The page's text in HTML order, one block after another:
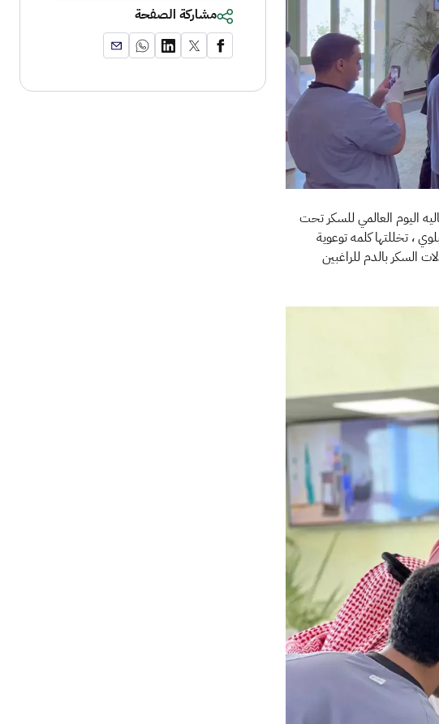
الجامعيه بأملج - قسم التمريض يوم الاربعاء 2024/11/20 فعاليه اليوم العالمي للسكر تحت
، تخللتها كلمه توعوية
بالدم للراغبين
مشاركة الصفحة